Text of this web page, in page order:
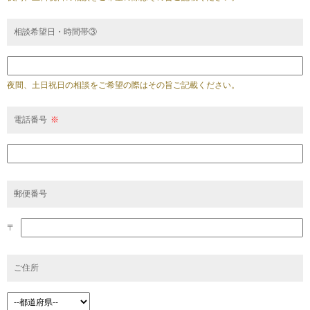
相談希望日・時間帯③
夜間、土日祝日の相談をご希望の際はその旨ご記載ください。
電話番号 ※
郵便番号
〒
ご住所